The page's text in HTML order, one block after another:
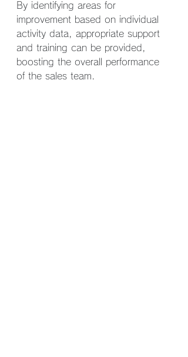
By identifying areas for
improvement based on individual
activity data, appropriate support
and training can be provided,
boosting the overall performance
of the sales team.